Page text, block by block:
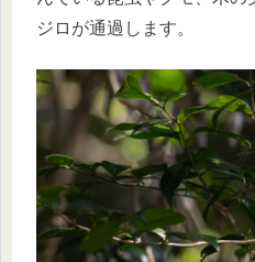
ジロが通過します。